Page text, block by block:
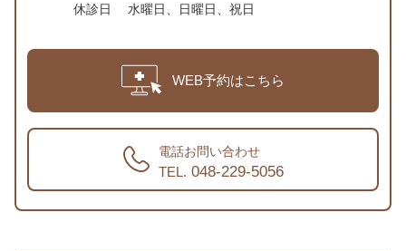
休診日
水曜日、日曜日、祝日
WEB予約はこちら
電話お問い合わせ
TEL. 048-229-5056